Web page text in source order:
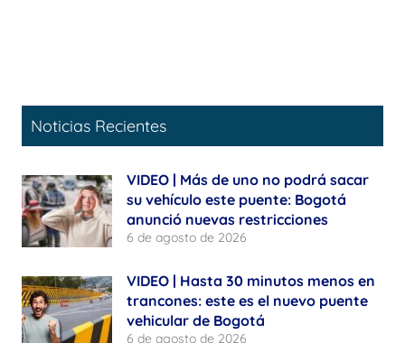
Noticias Recientes
VIDEO | Más de uno no podrá sacar
su vehículo este puente: Bogotá
anunció nuevas restricciones
6 de agosto de 2026
VIDEO | Hasta 30 minutos menos en
trancones: este es el nuevo puente
vehicular de Bogotá
6 de agosto de 2026